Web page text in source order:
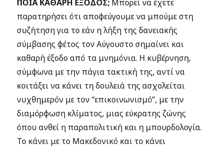
ΠΟΙΑ ΚΑΘΑΡΗ ΕΞΟΔΟΣ; Μπορεί να έχετε
παρατηρήσει ότι αποφεύγουμε να μπούμε στη
συζήτηση για το εάν η λήξη της δανειακής
σύμβασης φέτος τον Αύγουστο σημαίνει και
καθαρή έξοδο από τα μνημόνια. Η κυβέρνηση,
σύμφωνα με την πάγια τακτική της, αντί να
κοιτάξει να κάνει τη δουλειά της ασχολείται
νυχθημερόν με τον “επικοινωνισμό”, με την
διαμόρφωση κλίματος, μιας εύκρατης ζώνης
όπου ανθεί η παραπολιτική και η μπουρδολογία.
Το κάνει με το Μακεδονικό και το κάνει